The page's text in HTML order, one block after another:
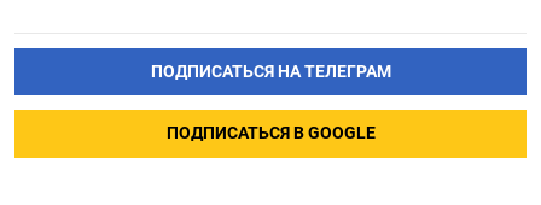
ПОДПИСАТЬСЯ НА ТЕЛЕГРАМ
ПОДПИСАТЬСЯ В GOOGLE